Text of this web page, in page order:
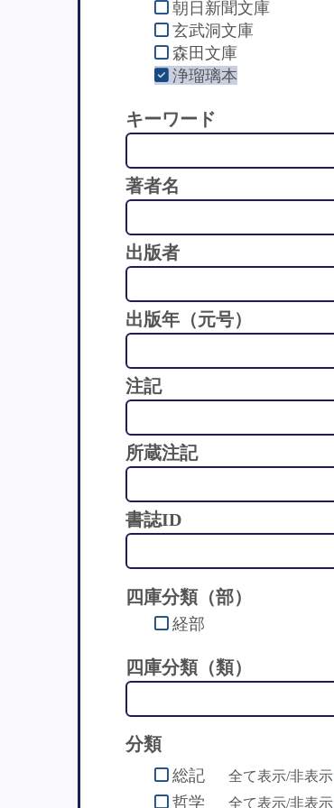
朝日新聞文庫
玄武洞文庫
森田文庫
浄瑠璃本
キーワード
著者名
出版者
出版年（元号）
注記
所蔵注記
書誌ID
四庫分類（部）
経部
四庫分類（類）
分類
総記 全て表示/非表示
哲学 全て表示/非表示